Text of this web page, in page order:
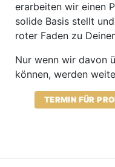
erarbeiten wir einen
solide Basis stellt
roter Faden zu
Nur wenn wir davon
können, werden
TERMIN FÜR